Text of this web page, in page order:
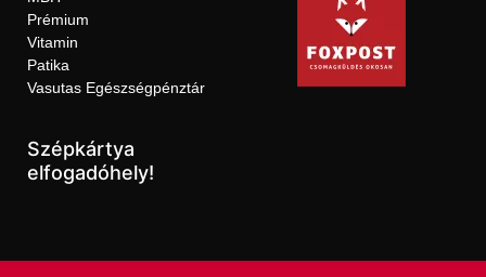
Prémium
Vitamin
Patika
Vasutas Egészségpénztár
Szépkártya
elfogadóhely!